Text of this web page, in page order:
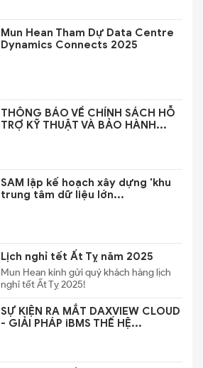
Mun Hean Tham Dự Data Centre
Dynamics Connects 2025
THÔNG BÁO VỀ CHÍNH SÁCH HỖ
TRỢ KỸ THUẬT VÀ BẢO HÀNH...
SAM lập kế hoạch xây dựng 'khu
trung tâm dữ liệu lớn...
Lịch nghỉ tết Ất Tỵ năm 2025
Mun Hean kính gửi quý khách hàng lịch
nghỉ tết Ất Tỵ 2025!
SỰ KIỆN RA MẮT DAXVIEW CLOUD
- GIẢI PHÁP iBMS THẾ HỆ...